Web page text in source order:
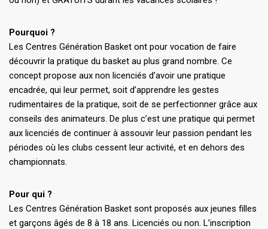
Pourquoi ?
Les Centres Génération Basket ont pour vocation de faire
découvrir la pratique du basket au plus grand nombre. Ce
concept propose aux non licenciés d’avoir une pratique
encadrée, qui leur permet, soit d’apprendre les gestes
rudimentaires de la pratique, soit de se perfectionner grâce aux
conseils des animateurs. De plus c’est une pratique qui permet
aux licenciés de continuer à assouvir leur passion pendant les
périodes où les clubs cessent leur activité, et en dehors des
championnats.
Pour qui ?
Les Centres Génération Basket sont proposés aux jeunes filles
et garçons âgés de 8 à 18 ans. Licenciés ou non. L’inscription